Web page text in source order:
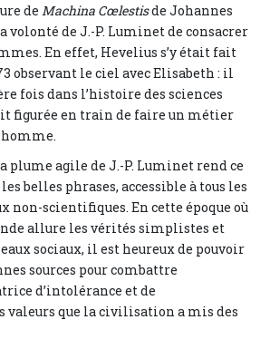
de Machina Cœlestisde Johannes
volonté de J.-P. Luminet de consacrer
En effet, Hevelius s’y était fait
observant le ciel avec Elisabeth : il
fois dans l’histoire des sciences
figurée en train de faire un métier
homme.
plume agile de J.-P. Luminet rend ce
belles phrases, accessible à tous les
non-scientifiques. En cette époque où
allure les vérités simplistes et
sociaux, il est heureux de pouvoir
sources pour combattre
d’intolérance et de
valeurs que la civilisation a mis des